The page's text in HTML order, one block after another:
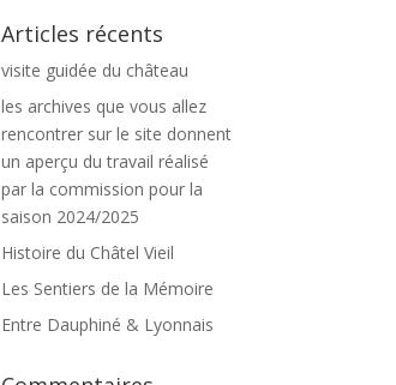
Articles récents
visite guidée du château
les archives que vous allez
rencontrer sur le site donnent
un aperçu du travail réalisé
par la commission pour la
saison 2024/2025
Histoire du Châtel Vieil
Les Sentiers de la Mémoire
Entre Dauphiné & Lyonnais